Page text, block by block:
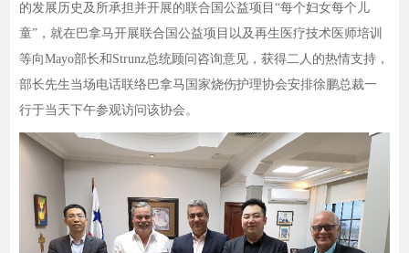
的发展历史及所承担并开展的联合国公益项目“每个妇女每个儿
童”，就在巴拿马开展联合国公益项目以及再生医疗技术医师培训
等向Mayo部长和Strunz总统顾问咨询意见，获得二人的热情支持，
部长先生当场电话联络巴拿马国家烧伤护理协会安排徐鹏总裁一
行于当天下午参观访问该协会。